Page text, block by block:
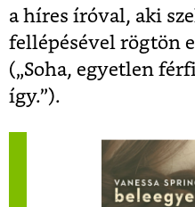
a híres íróval, aki
fellépésével rögtön
(„Soha, egyetlen
így.”).